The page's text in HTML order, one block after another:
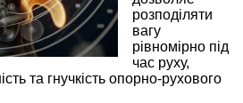
розподіляти
вагу
рівномірно під
час руху,
та гнучкість опорно-рухового